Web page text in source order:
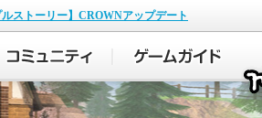
ルストーリー】CROWNアップデート